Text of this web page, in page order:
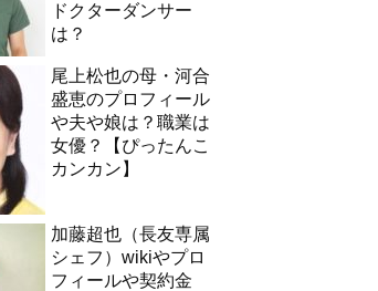
ドクターダンサー
は？
尾上松也の母・河合
盛恵のプロフィール
や夫や娘は？職業は
女優？【ぴったんこ
カンカン】
加藤超也（長友専属
シェフ）wikiやプロ
フィールや契約金